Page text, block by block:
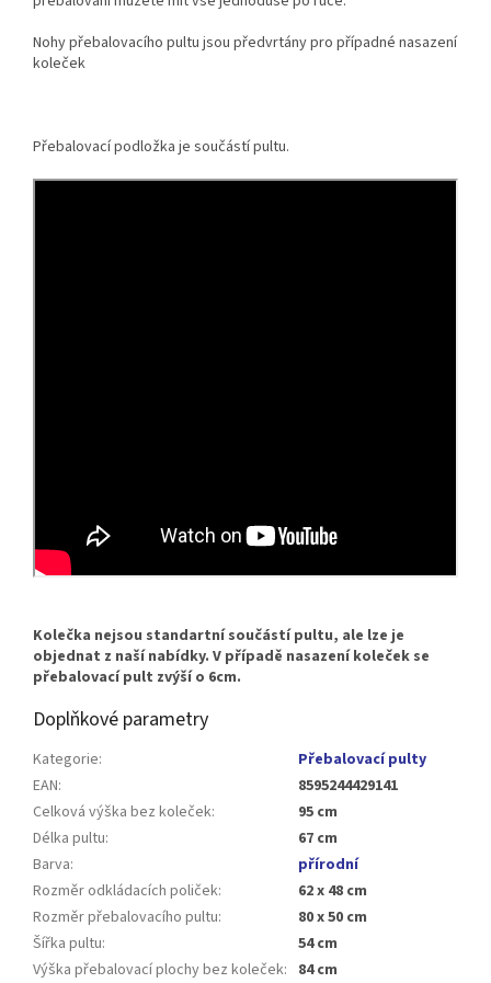
Nohy přebalovacího pultu jsou předvrtány pro případné nasazení
koleček
Přebalovací podložka je součástí pultu.
Kolečka nejsou standartní součástí pultu, ale lze je
objednat z naší nabídky. V případě nasazení koleček se
přebalovací pult zvýší o 6cm.
Doplňkové parametry
Kategorie:
Přebalovací pulty
EAN:
8595244429141
Celková výška bez koleček:
95 cm
Délka pultu:
67 cm
Barva:
přírodní
Rozměr odkládacích poliček:
62 x 48 cm
Rozměr přebalovacího pultu:
80 x 50 cm
Šířka pultu:
54 cm
Výška přebalovací plochy bez koleček: 84 cm